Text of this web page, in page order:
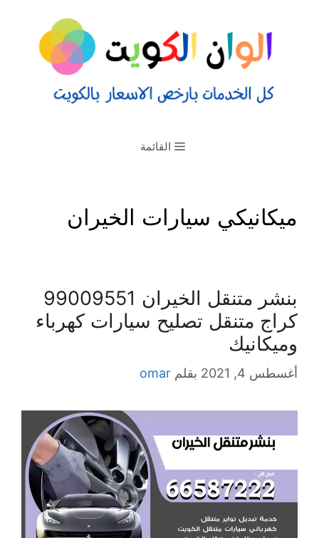
القائمة
ميكانيكي سيارات الخيران
كراج متنقل تصليح سيارات كهرباء
وميكانيك
أغسطس 4, 2021 بقلم omar